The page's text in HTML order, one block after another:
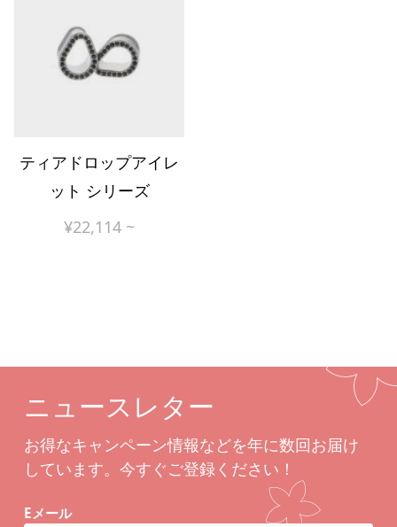
ティアドロップアイレ
ット シリーズ
¥22,114 ~
ニュースレター
お得なキャンペーン情報などを年に数回お届け
しています。今すぐご登録ください！
Eメール